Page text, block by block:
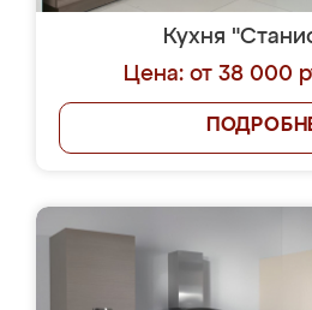
Кухня
Цена: от 38 000